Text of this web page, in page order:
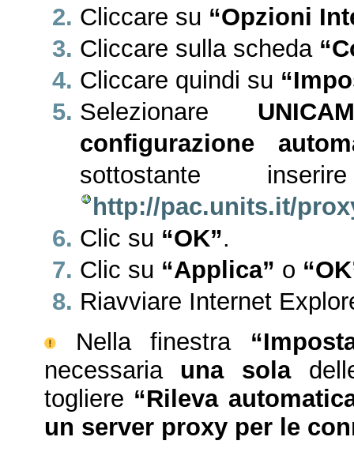
Cliccare su “Opzioni
Cliccare sulla scheda
Cliccare quindi su
Selezionare
configurazione
sottostante
http://pac.units.it/
Clic su “OK”.
Clic su “Applica” o
Riavviare Internet
Nella finestra
necessaria una sola
togliere “Rileva
un server proxy per le